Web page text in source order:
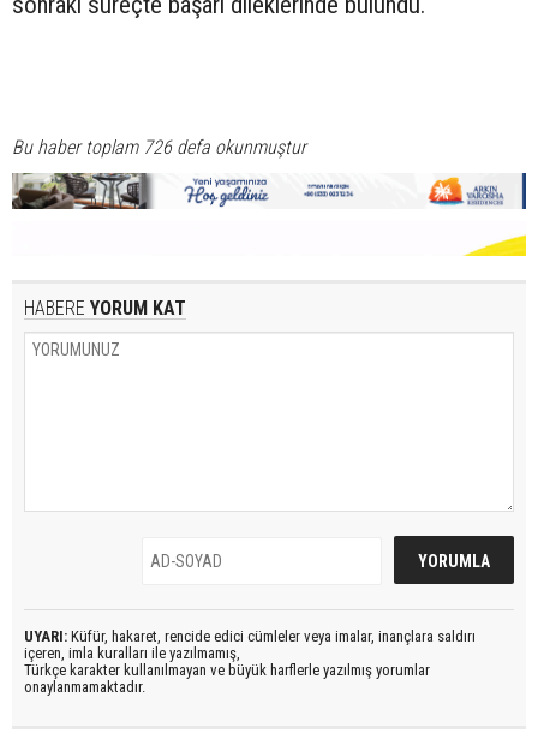
Bu haber toplam 726 defa okunmuştur
HABERE YORUM KAT
UYARI: Küfür, hakaret, rencide edici cümleler veya imalar, inançlara saldırı
içeren, imla kuralları ile yazılmamış,
Türkçe karakter kullanılmayan ve büyük harflerle yazılmış yorumlar
onaylanmamaktadır.